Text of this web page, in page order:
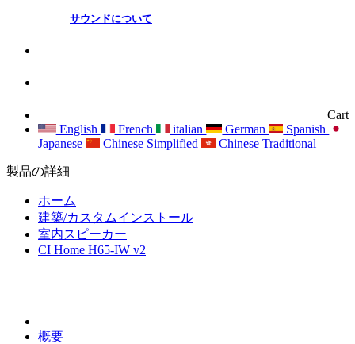
サウンドについて
Cart
English
French italian German
Spanish
Japanese
Chinese Simplified Chinese Traditional
製品の詳細
ホーム
建築/カスタムインストール
室内スピーカー
CI Home H65-IW v2
概要